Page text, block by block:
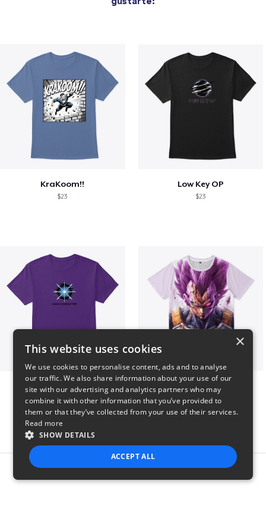
KraKoom!!
$23
Low Key OP
$23
Main Character Spark
$23
Ultra Ego - JoakoZeta
$40
×
This website uses cookies
We use cookies to personalise content, ads and to analyse
our traffic. We also share information about your use of our
site with our advertising and analytics partners who may
combine it with other information that you’ve provided to
them or that they’ve collected from your use of their services.
Read more
SHOW DETAILS
ACCEPT ALL
STRICTLY NECESSARY PERFORMANCE